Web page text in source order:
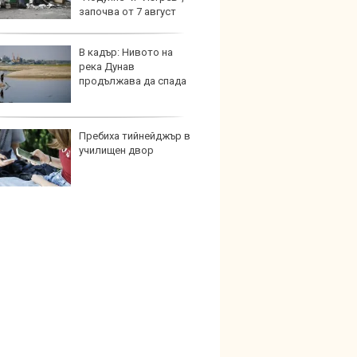
започва от 7 август
В кадър: Нивото на
река Дунав
продължава да спада
Пребиха тийнейджър в
училищен двор